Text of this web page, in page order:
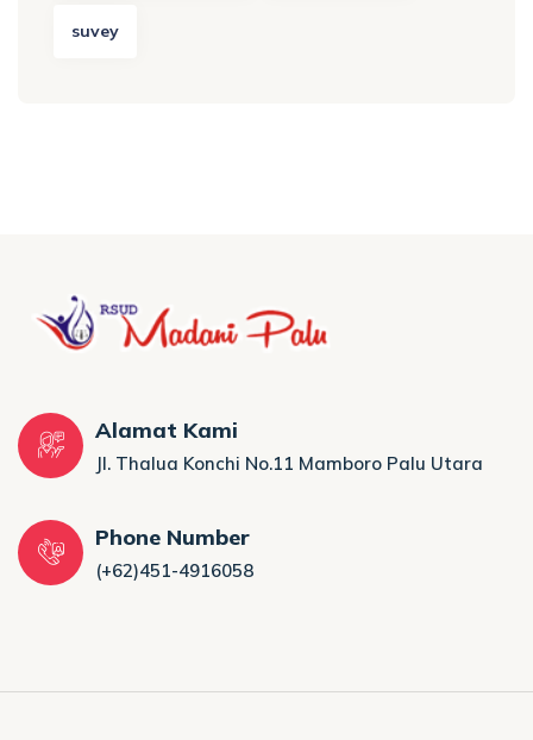
suvey
Alamat Kami
Jl. Thalua Konchi No.11 Mamboro Palu Utara
Phone Number
(+62)451-4916058